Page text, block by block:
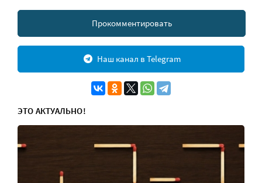
Прокомментировать
Наш канал в Telegram
ЭТО АКТУАЛЬНО!